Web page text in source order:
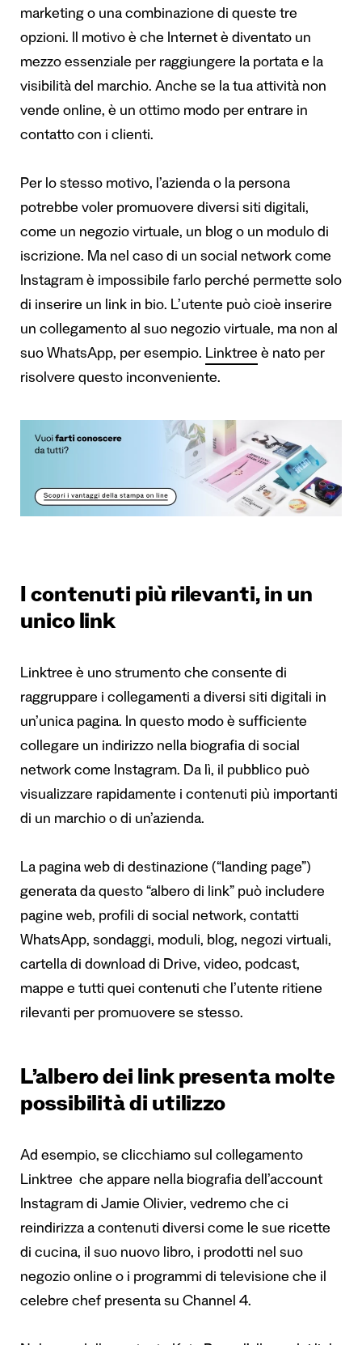
marketing o una combinazione di queste tre
opzioni. Il motivo è che Internet è diventato un
mezzo essenziale per raggiungere la portata e la
visibilità del marchio. Anche se la tua attività non
vende online, è un ottimo modo per entrare in
contatto con i clienti.
Per lo stesso motivo, l’azienda o la persona
potrebbe voler promuovere diversi siti digitali,
come un negozio virtuale, un blog o un modulo di
iscrizione. Ma nel caso di un social network come
Instagram è impossibile farlo perché permette solo
di inserire un link in bio. L’utente può cioè inserire
un collegamento al suo negozio virtuale, ma non al
suo WhatsApp, per esempio. Linktree è nato per
risolvere questo inconveniente.
I contenuti più rilevanti, in un
unico link
Linktree è uno strumento che consente di
raggruppare i collegamenti a diversi siti digitali in
un’unica pagina. In questo modo è sufficiente
collegare un indirizzo nella biografia di social
network come Instagram. Da lì, il pubblico può
visualizzare rapidamente i contenuti più importanti
di un marchio o di un’azienda.
La pagina web di destinazione (“landing page”)
generata da questo “albero di link” può includere
pagine web, profili di social network, contatti
WhatsApp, sondaggi, moduli, blog, negozi virtuali,
cartella di download di Drive, video, podcast,
mappe e tutti quei contenuti che l’utente ritiene
rilevanti per promuovere se stesso.
L’albero dei link presenta molte
possibilità di utilizzo
Ad esempio, se clicchiamo sul collegamento
Linktree che appare nella biografia dell’account
Instagram di Jamie Olivier, vedremo che ci
reindirizza a contenuti diversi come le sue ricette
di cucina, il suo nuovo libro, i prodotti nel suo
negozio online o i programmi di televisione che il
celebre chef presenta su Channel 4.